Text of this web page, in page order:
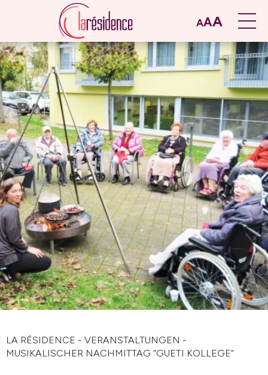
AAA
LA RÉSIDENCE - VERANSTALTUNGEN -
MUSIKALISCHER NACHMITTAG "GUETI KOLLEGE"